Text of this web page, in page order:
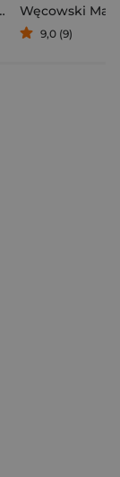
Węcowski
9,0 (9)